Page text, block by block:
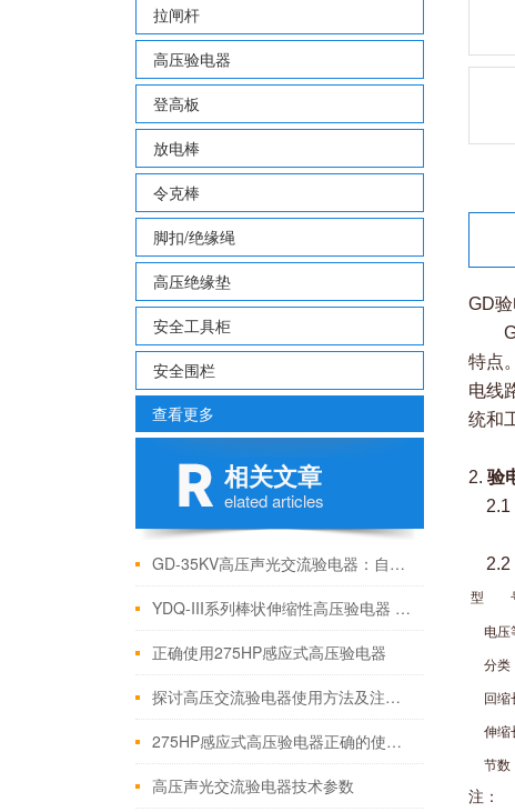
拉闸杆
高压验电器
登高板
放电棒
令克棒
脚扣/绝缘绳
高压绝缘垫
安全工具柜
安全围栏
查看更多
相关文章
elated articles
GD-35KV高压声光交流验电器：自检校准铸就“零误判”安全防线
YDQ-III系列棒状伸缩性高压验电器 技术参数
正确使用275HP感应式高压验电器
探讨高压交流验电器使用方法及注意事项
275HP感应式高压验电器正确的使用至关重要
高压声光交流验电器技术参数
GD验
GD
特点
电线
统和
2. 验
2.1
a .
2.2
型
电压
分类
回缩
伸缩
节数
注：